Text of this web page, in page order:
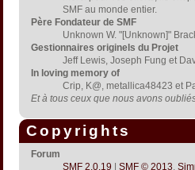
SMF au monde entier.
Père Fondateur de SMF
Unknown W. "[Unknown]"
Gestionnaires originels du Projet
Jeff Lewis, Joseph Fung et
In loving memory of
Crip, K@, metallica48423 et
Et à tous ceux que nous avons
Copyrights
Forum
SMF 2.0.19
SMF © 2013,